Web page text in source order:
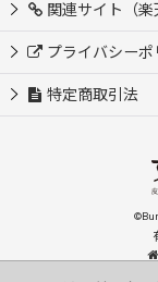
関連サイト（楽
プライバシーポ
特定商取引法